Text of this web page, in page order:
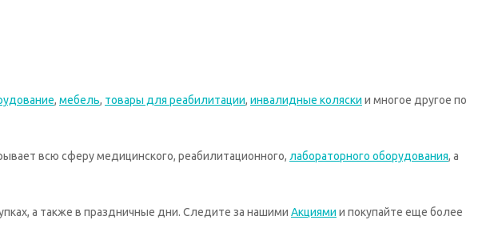
, мебель, товары для реабилитации, инвалидные коляски и многое другое по
всю сферу медицинского, реабилитационного, лабораторного оборудования, а
а также в праздничные дни. Следите за нашими Акциями и покупайте еще более